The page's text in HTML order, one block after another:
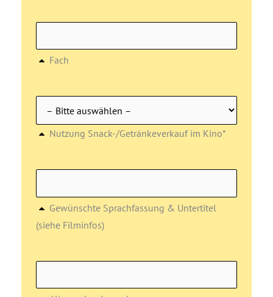
Fach
Nutzung Snack-/Getränkeverkauf im Kino*
Gewünschte Sprachfassung & Untertitel
(siehe Filminfos)